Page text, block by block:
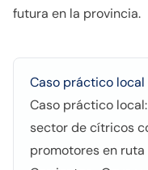
futura en la provincia.
Caso práctico local
Caso práctico
sector de cítricos
promotores en